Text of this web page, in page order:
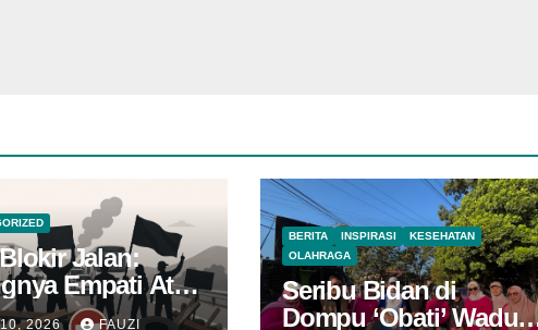
Jalan:
Empati Atas
Perjuangan
2026 FAUZI
BERITA INSPIRASI
KESEHATAN
OLAHRAGA
Seribu Bidan di
Dompu ‘Obati’ Wadu